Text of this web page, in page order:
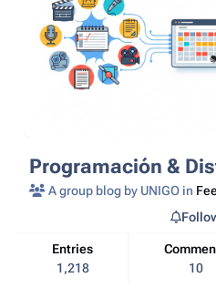
Programación &
A group blog by UNIGO in
Entries
1,218
10